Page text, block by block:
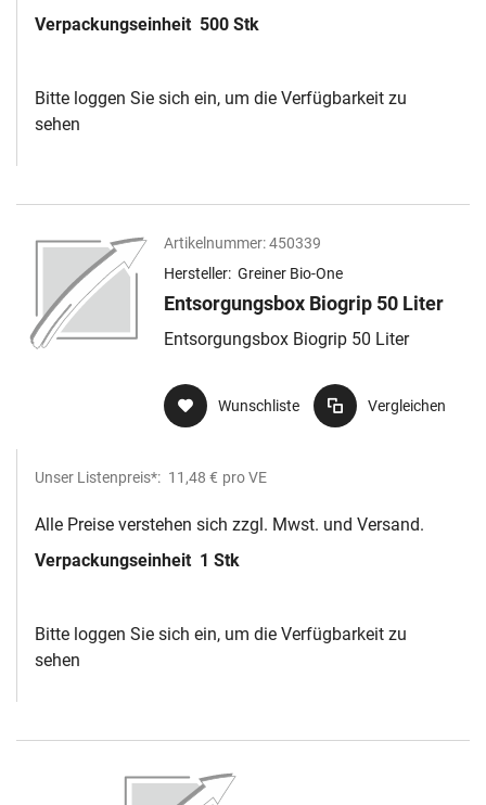
Verpackungseinheit 500 Stk
Bitte loggen Sie sich ein, um die Verfügbarkeit zu
sehen
Artikelnummer: 450339
Hersteller: Greiner Bio-One
Entsorgungsbox Biogrip 50 Liter
Entsorgungsbox Biogrip 50 Liter
Wunschliste Vergleichen
Unser Listenpreis*: 11,48 € pro VE
Alle Preise verstehen sich zzgl. Mwst. und Versand.
Verpackungseinheit 1 Stk
Bitte loggen Sie sich ein, um die Verfügbarkeit zu
sehen